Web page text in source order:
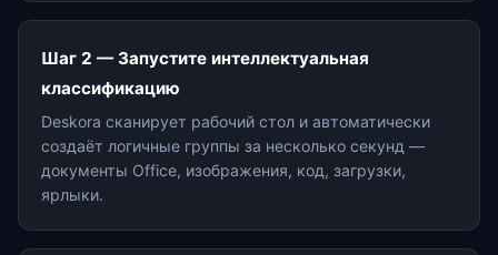
Шаг 2 — Запустите интеллектуальная
классификацию
Deskora сканирует рабочий стол и автоматически
создаёт логичные группы за несколько секунд —
документы Office, изображения, код, загрузки,
ярлыки.